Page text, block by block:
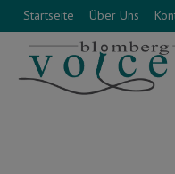
Startseite Über Uns